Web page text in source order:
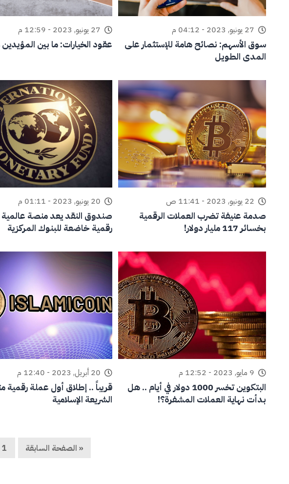
27 يونيو, 2023 - 04:12 م
سوق الأسهم: نصائح هامة للإستثمار على
المدى الطويل
27 يونيو, 2023 - 12:59 م
عقود الخيارات: ما بين المؤيدين
22 يونيو, 2023 - 11:41 ص
صدمة عنيفة تضرب العملات الرقمية
بخسائر 117 مليار دولار!
20 يونيو, 2023 - 01:11 م
صندوق النقد يعد منصة
رقمية خاضعة للبنوك المركزية
9 مايو, 2023 - 12:52 م
البتكوين تخسر 1000 دولار في أيام .. هل
بدأت نهاية العملات المشفرة؟!
20 أبريل, 2023 - 12:40 م
قريباً .. إطلاق أول عملة رقمية
الشريعة الإسلامية
« الصفحة السابقة 1